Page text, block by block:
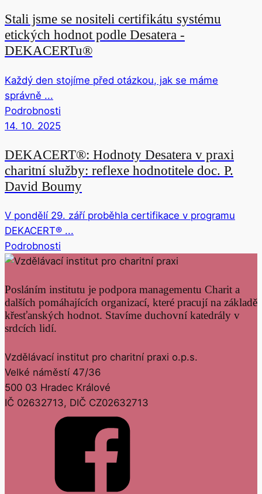
Stali jsme se nositeli certifikátu systému
etických hodnot podle Desatera -
DEKACERTu®
Každý den stojíme před otázkou, jak se máme
správně ...
Podrobnosti
14. 10. 2025
DEKACERT®: Hodnoty Desatera v praxi
charitní služby: reflexe hodnotitele doc. P.
David Boumy
V pondělí 29. září proběhla certifikace v programu
DEKACERT® ...
Podrobnosti
Posláním institutu je podpora managementu Charit a
dalších pomáhajících organizací, které pracují na základě
křesťanských hodnot. Stavíme duchovní katedrály v
srdcích lidí.
Vzdělávací institut pro charitní praxi o.p.s.
Velké náměstí 47/36
500 03 Hradec Králové
IČ 02632713, DIČ CZ02632713